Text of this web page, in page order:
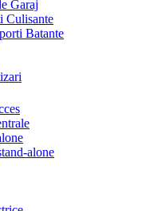
Garaj
Culisante
Batante
alone